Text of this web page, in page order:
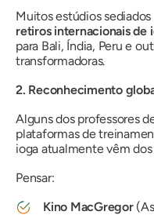
Muitos estúdios
retiros internacionais de
para Bali, Índia, Peru e
transformadoras.
2. Reconhecimento
Alguns dos professores
plataformas de
ioga atualmente vêm dos
Pensar:
Kino MacGregor